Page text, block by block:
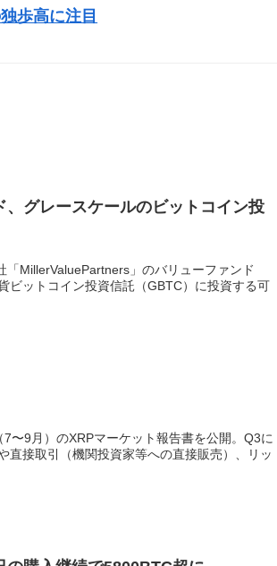
歩高に注目
グレースケールのビットコイン投
MillerValuePartners」のバリューファンド
ビットコイン投資信託（GBTC）に投資する可
〜9月）のXRPマーケット報告書を公開。Q3に
直接取引（機関投資家等への直接販売）、リッ